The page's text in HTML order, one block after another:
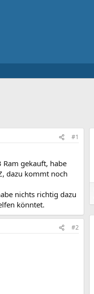
#1
gekauft, habe
dazu kommt noch
nichts richtig dazu
könntet.
#2